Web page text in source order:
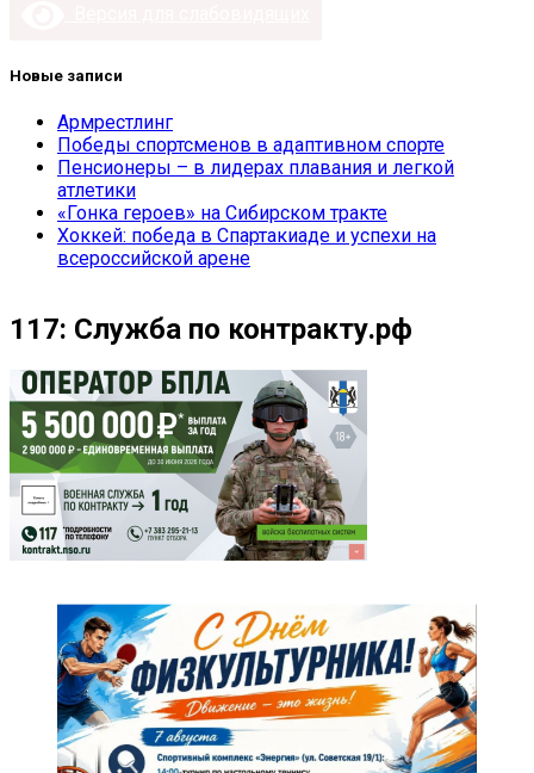
Новые записи
Армрестлинг
Победы спортсменов в адаптивном спорте
Пенсионеры – в лидерах плавания и легкой
атлетики
«Гонка героев» на Сибирском тракте
Хоккей: победа в Спартакиаде и успехи на
всероссийской арене
117: Служба по контракту.рф